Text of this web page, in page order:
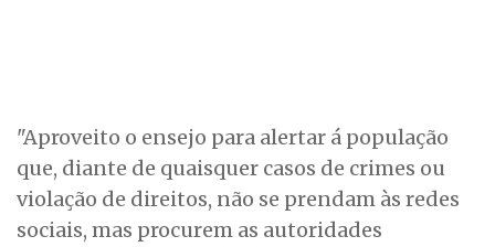
"Aproveito o ensejo para alertar á população
que, diante de quaisquer casos de crimes ou
violação de direitos, não se prendam às redes
sociais, mas procurem as autoridades